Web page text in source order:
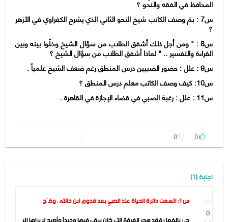
المحافظ في الفقه والنحو ؟
س7 : بمَ وصف الكاتب شيخ النحو الثاني الذي يشرح الكفراوي في الأزهر
؟
س8 : " ومن أجل ذلك أشفق الطلاب من سؤال الشيخ وخلّوا بينه وبين
القراءة والتفسير .. " لماذا أشفق الطلاب من سؤال الشيخ ؟
س9 : علل : حضور الصبيين درس المنطق رغم ضعف الشيخ علمياً .
س10: كيف وصف الكاتب معلم درس المنطق ؟
س11 : علل : رغبة الصبي في قضاء الإجازة في القاهرة .
0
0
اجابة (1)
0
س 1: اتسعت دائرة الحياة عند الصبي بعد قدوم ابن خالته . وضِّح .